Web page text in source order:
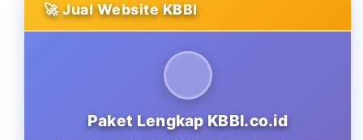
🚀 Jual Website KBBI
Paket Lengkap KBBI.co.id